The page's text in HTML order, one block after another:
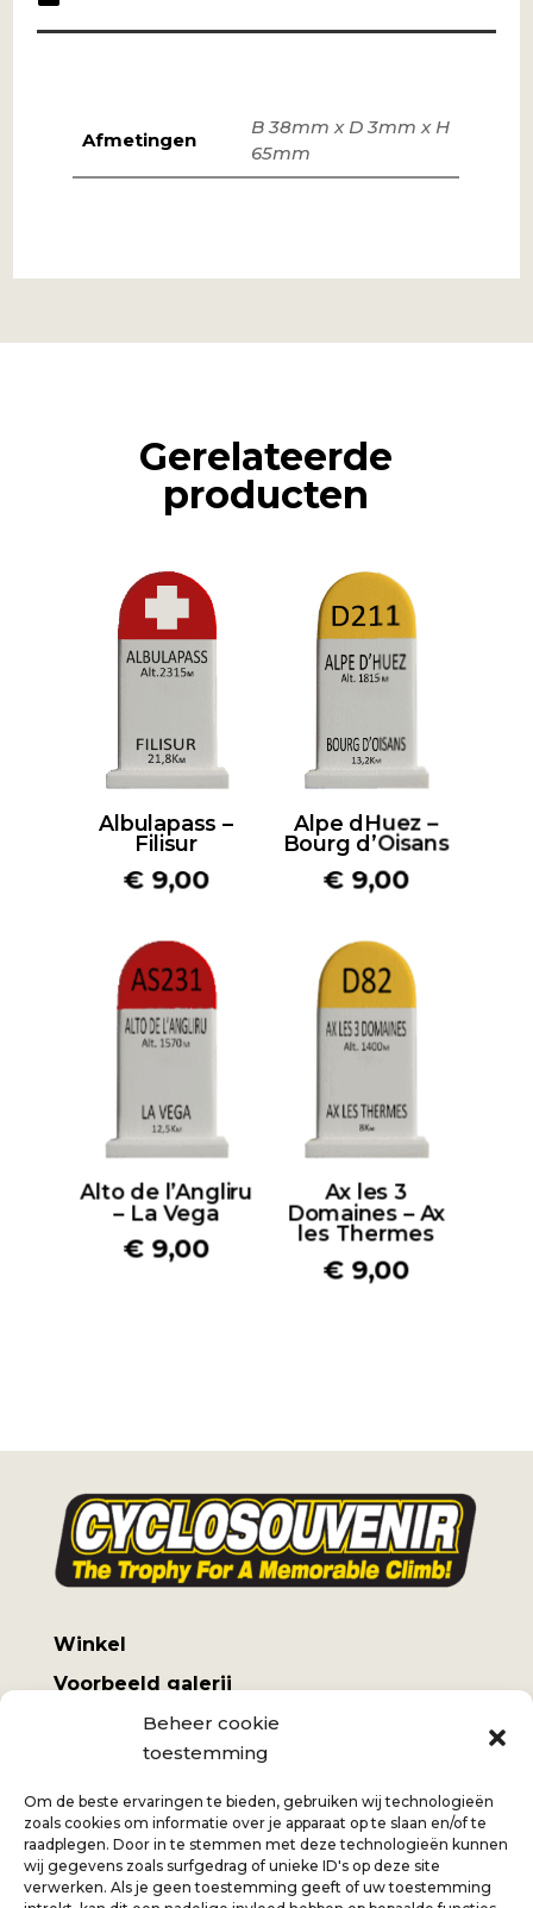
Beheer cookie
toestemming
Om de beste ervaringen te bieden, gebruiken wij technologieën
zoals cookies om informatie over je apparaat op te slaan en/of te
raadplegen. Door in te stemmen met deze technologieën kunnen
wij gegevens zoals surfgedrag of unieke ID's op deze site
verwerken. Als je geen toestemming geeft of uw toestemming
Afmetingen
B 38mm x D 3mm x H
65mm
Gerelateerde
producten
Albulapass –
Filisur
€ 9,00
Alpe dHuez –
Bourg d’Oisans
€ 9,00
Alto de l’Angliru
– La Vega
€ 9,00
Ax les 3
Domaines – Ax
les Thermes
€ 9,00
Winkel
Voorbeeld galerij
Mijn account
Algemene voorwaarden
Verzendkosten